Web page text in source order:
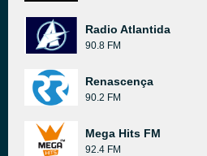
Radio Atlantida
90.8 FM
Renascença
90.2 FM
Mega Hits FM
92.4 FM